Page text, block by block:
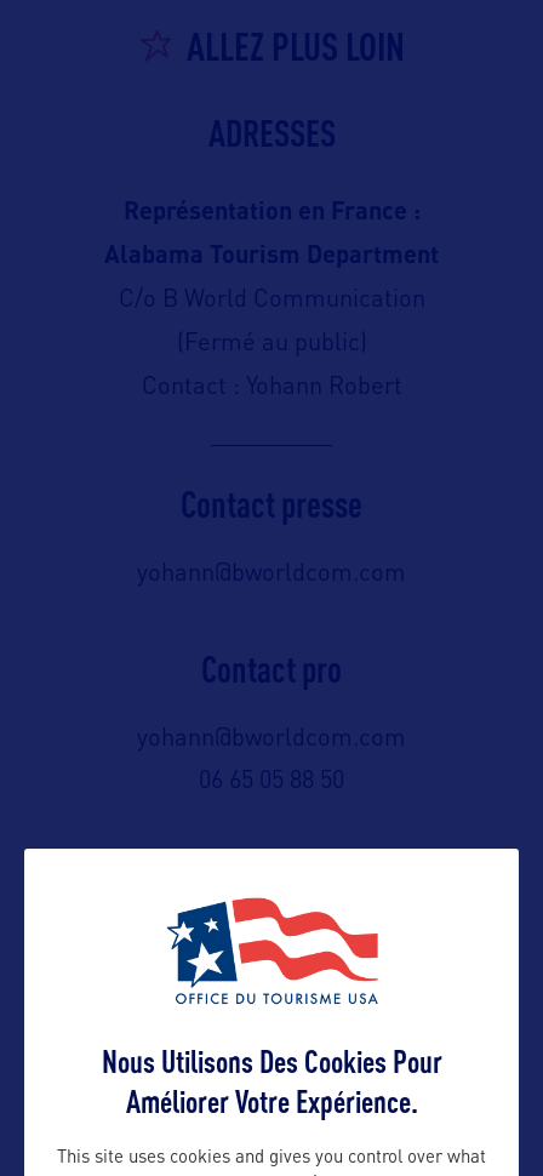
ALLEZ PLUS LOIN
ADRESSES
Représentation en France :
Alabama Tourism Department
C/o B World Communication
(Fermé au public)
Contact : Yohann Robert
Contact presse
yohann@bworldcom.com
Contact pro
yohann@bworldcom.com
06 65 05 88 50
yohann@bworldcom.com
Suivre
Nous Utilisons Des Cookies Pour
Améliorer Votre Expérience.
This site uses cookies and gives you control over what